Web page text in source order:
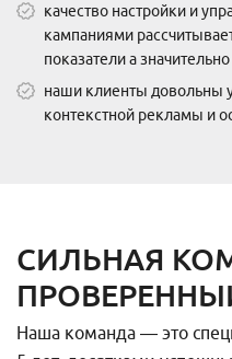
качество настройки и
кампаниями
показатели а
наши клиенты довольны
контекстной рекламы и
СИЛЬНАЯ
Наша команда — это